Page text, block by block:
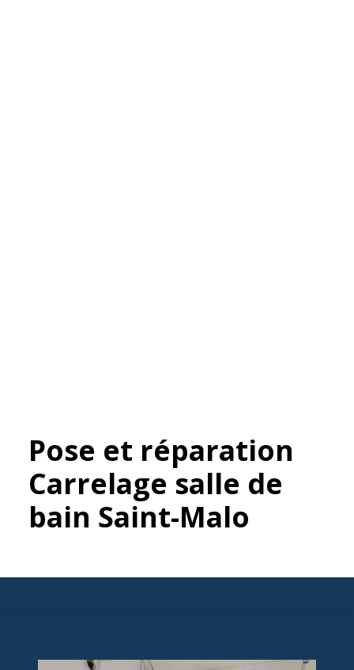
Pose et réparation
Carrelage salle de
bain Saint-Malo